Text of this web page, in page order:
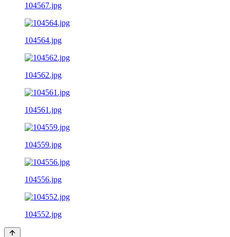
104567.jpg
104564.jpg
104562.jpg
104561.jpg
104559.jpg
104556.jpg
104552.jpg